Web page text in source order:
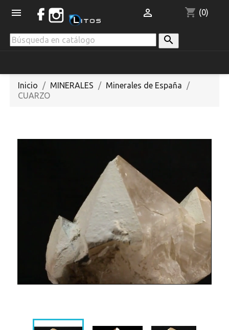
 shopping_cart (0)


Inicio MINERALES
Minerales de España
CUARZO